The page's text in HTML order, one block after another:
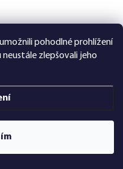
pohodlné prohlížení
zlepšovali jeho
a MAXI kazetu